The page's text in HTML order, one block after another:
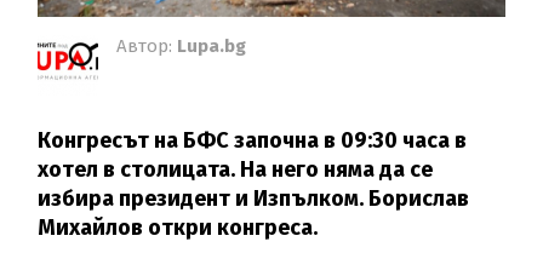
Автор: Lupa.bg
Конгресът на БФС започна в 09:30 часа в
хотел в столицата. На него няма да се
избира президент и Изпълком. Борислав
Михайлов откри конгреса.